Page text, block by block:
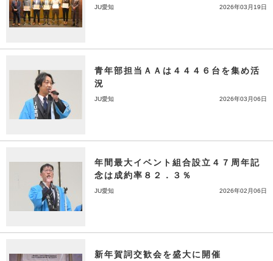
JU愛知 2026年03月19日
青年部担当ＡＡは４４４６台を集め活
況
JU愛知 2026年03月06日
年間最大イベント組合設立４７周年記
念は成約率８２．３％
JU愛知 2026年02月06日
新年賀詞交歓会を盛大に開催